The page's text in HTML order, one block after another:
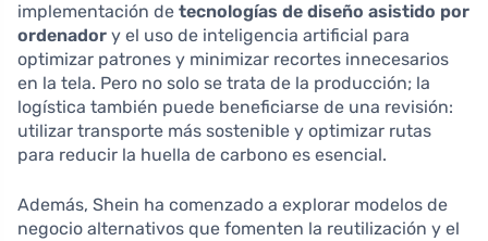
implementación de tecnologías de diseño asistido por
ordenador y el uso de inteligencia artificial para
optimizar patrones y minimizar recortes innecesarios
en la tela. Pero no solo se trata de la producción; la
logística también puede beneficiarse de una revisión:
utilizar transporte más sostenible y optimizar rutas
para reducir la huella de carbono es esencial.
Además, Shein ha comenzado a explorar modelos de
negocio alternativos que fomenten la reutilización y el